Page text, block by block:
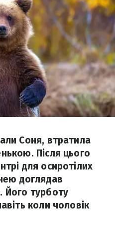
Соня, втратила
Після цього
для осиротілих
доглядав
Його турботу
коли чоловік